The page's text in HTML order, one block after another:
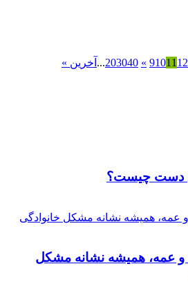
9101112
»
203040
... آخرین »
دست چیست؟
و عمه، همیشه نشانه مشکل